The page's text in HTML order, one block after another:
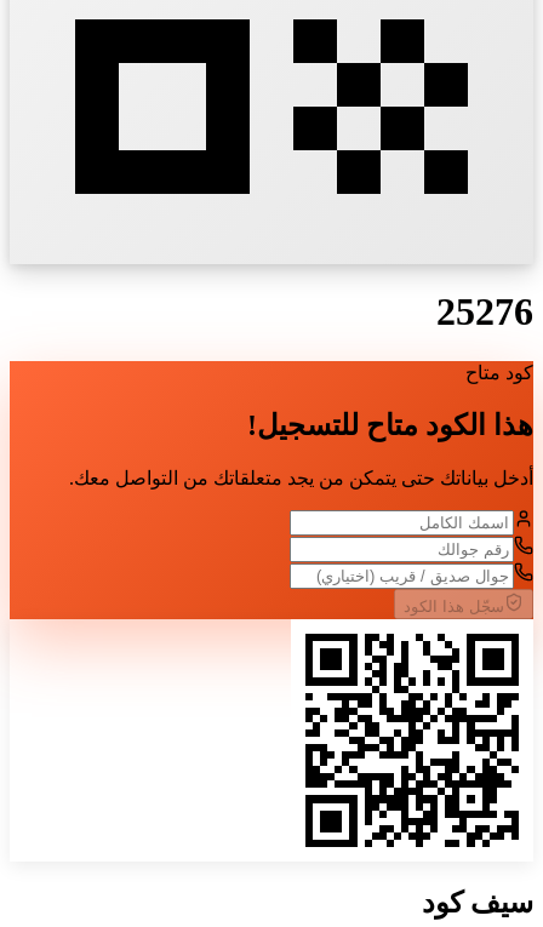
25276
كود متاح
هذا الكود متاح للتسجيل!
أدخل بياناتك حتى يتمكن من يجد متعلقاتك من التواصل معك.
سجّل هذا الكود
سيفكود